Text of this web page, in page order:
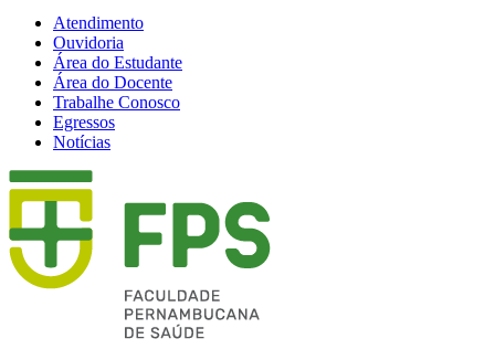
Atendimento
Ouvidoria
Área do Estudante
Área do Docente
Trabalhe Conosco
Egressos
Notícias